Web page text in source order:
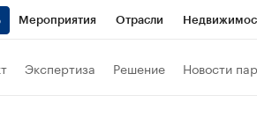
Мероприятия Отрасли
Экспертиза Решение Новости